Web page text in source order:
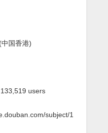
国香港)
users
subject/1